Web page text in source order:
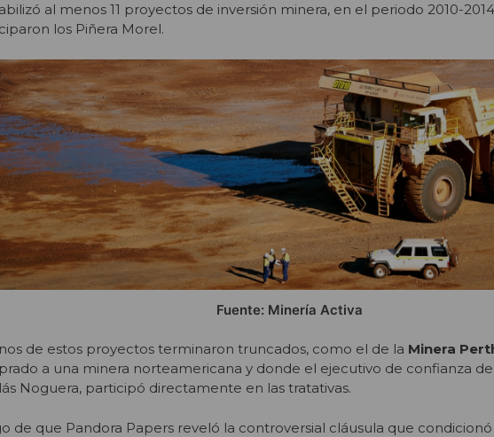
al menos 11 proyectos de inversión minera, en el periodo 2010-
los Piñera Morel.
Fuente: Minería Activa
de estos proyectos terminaron truncados, como el de la Minera
a una minera norteamericana y donde el ejecutivo de confianza de
Noguera, participó directamente en las tratativas.
de que Pandora Papers reveló la controversial cláusula que